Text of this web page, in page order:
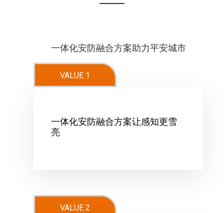
一体化安防融合方案助力平安城市
VALUE 1
一体化安防融合方案让感知更雪
亮
VALUE 2